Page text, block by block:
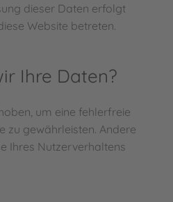
dieser Daten erfolgt
Website betreten.
Ihre Daten?
um eine fehlerfreie
zu gewährleisten. Andere
Ihres Nutzerverhaltens